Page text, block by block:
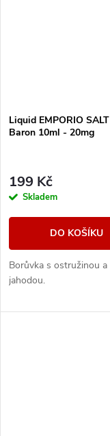
Liquid EMPORIO
Baron 10ml - 20mg
199 Kč
Skladem
DO KOŠÍKU
Borůvka s ostružinou a
jahodou.